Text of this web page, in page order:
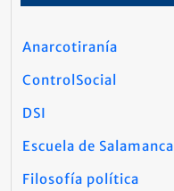
Anarcotiranía
ControlSocial
DSI
Escuela de Salamanca
Filosofía política